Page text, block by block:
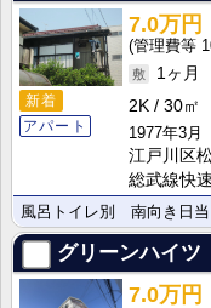
新着
アパート
7.0万円
1ヶ月
2K
30㎡
1977年3月
江戸川区
総武線快
風呂トイレ別 南向き日
グリーンハイツ
7.0万円